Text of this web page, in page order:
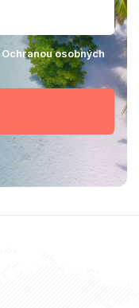
Ochranou osobných